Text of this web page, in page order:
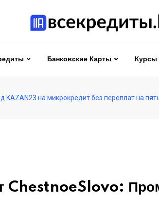
Банковские Карты Курсы
KAZAN23 на микрокредит без переплат на
ChestnoeSlovo: